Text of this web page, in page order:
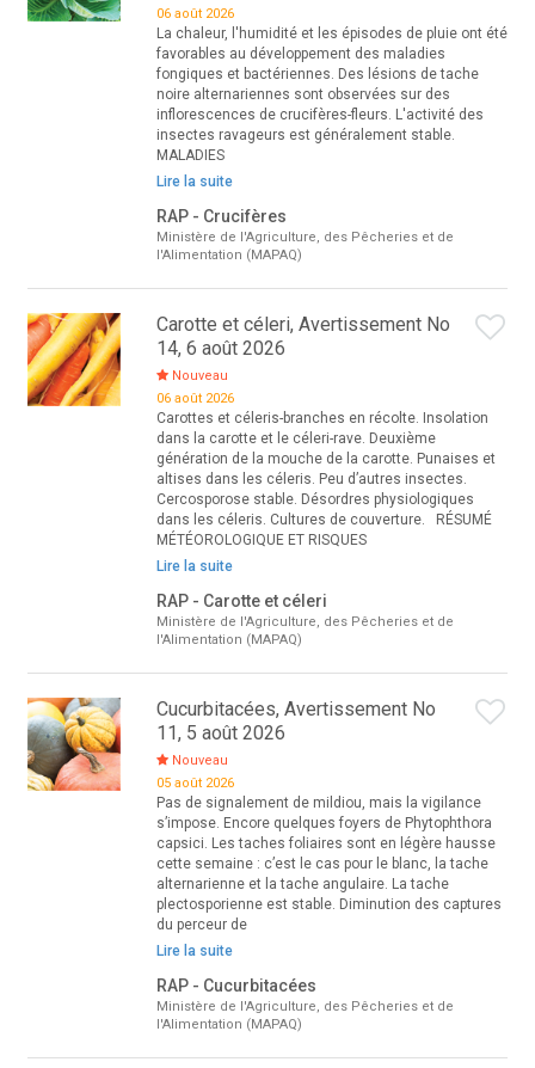
06 août 2026
La chaleur, l'humidité et les épisodes de pluie ont été
favorables au développement des maladies
fongiques et bactériennes. Des lésions de tache
noire alternariennes sont observées sur des
inflorescences de crucifères-fleurs. L'activité des
insectes ravageurs est généralement stable.
MALADIES
Lire la suite
RAP - Crucifères
Ministère de l'Agriculture, des Pêcheries et de
l'Alimentation (MAPAQ)
Carotte et céleri, Avertissement No
14, 6 août 2026
Nouveau
06 août 2026
Carottes et céleris-branches en récolte. Insolation
dans la carotte et le céleri-rave. Deuxième
génération de la mouche de la carotte. Punaises et
altises dans les céleris. Peu d’autres insectes.
Cercosporose stable. Désordres physiologiques
dans les céleris. Cultures de couverture. RÉSUMÉ
MÉTÉOROLOGIQUE ET RISQUES
Lire la suite
RAP - Carotte et céleri
Ministère de l'Agriculture, des Pêcheries et de
l'Alimentation (MAPAQ)
Cucurbitacées, Avertissement No
11, 5 août 2026
Nouveau
05 août 2026
Pas de signalement de mildiou, mais la vigilance
s’impose. Encore quelques foyers de Phytophthora
capsici. Les taches foliaires sont en légère hausse
cette semaine : c’est le cas pour le blanc, la tache
alternarienne et la tache angulaire. La tache
plectosporienne est stable. Diminution des captures
du perceur de
Lire la suite
RAP - Cucurbitacées
Ministère de l'Agriculture, des Pêcheries et de
l'Alimentation (MAPAQ)